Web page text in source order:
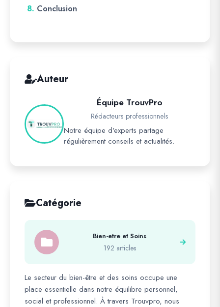
8. Conclusion
Auteur
Équipe TrouvPro
Rédacteurs professionnels
Notre équipe d'experts partage
régulièrement conseils et actualités.
Catégorie
Bien-etre et Soins
192 articles
Le secteur du bien-être et des soins occupe une
place essentielle dans notre équilibre personnel,
social et professionnel. À travers Trouvpro, nous